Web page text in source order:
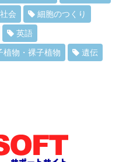
社会 細胞のつくり
英語
植物・裸子植物 遺伝